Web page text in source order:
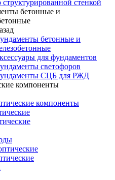
структурированной стенкой
бетонные и
бетонные и
для фундаментов
светофоров
СЦБ для РЖД
компоненты
компоненты